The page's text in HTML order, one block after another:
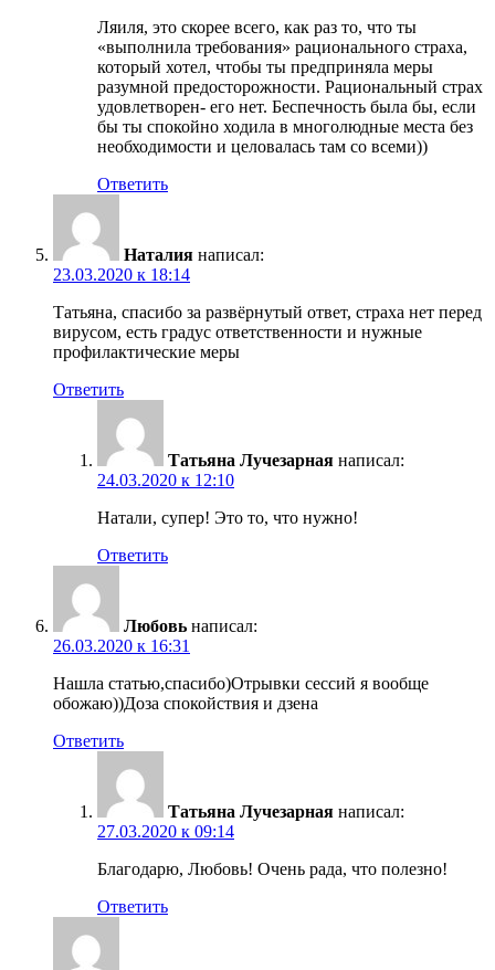
Ляиля, это скорее всего, как раз то, что ты
«выполнила требования» рационального страха,
который хотел, чтобы ты предприняла меры
разумной предосторожности. Рациональный страх
удовлетворен- его нет. Беспечность была бы, если
бы ты спокойно ходила в многолюдные места без
необходимости и целовалась там со всеми))
Ответить
Наталия написал:
23.03.2020 к 18:14
Татьяна, спасибо за развёрнутый ответ, страха нет перед
вирусом, есть градус ответственности и нужные
профилактические меры
Ответить
Татьяна Лучезарная написал:
24.03.2020 к 12:10
Натали, супер! Это то, что нужно!
Ответить
Любовь написал:
26.03.2020 к 16:31
Нашла статью,спасибо)Отрывки сессий я вообще
обожаю))Доза спокойствия и дзена
Ответить
Татьяна Лучезарная написал:
27.03.2020 к 09:14
Благодарю, Любовь! Очень рада, что полезно!
Ответить